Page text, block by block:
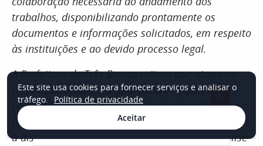
trabalhos, disponibilizando prontamente os
documentos e informações solicitados, em respeito
às instituições e ao devido processo legal.
A Prefeitura de Três Barras reitera que atua com
responsabilidade, transparência e respeito aos
princípios que regem a administração pública,
mantendo todos os seus processos administrativos
à disposição dos órgãos competentes para análise
Este site usa cookies para fornecer serviços e analisar o
tráfego.
Política de privacidade
Aceitar